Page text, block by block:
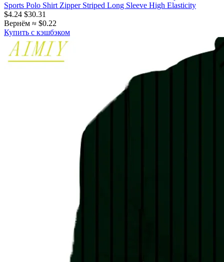
Sports Polo Shirt Zipper Striped Long Sleeve High Elasticity
$4.24 $30.31
Вернём ≈ $0.22
Купить с кэшбэком